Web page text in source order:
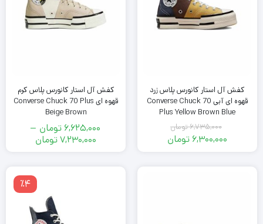
کفش آل استار کانورس پلاس زرد
قهوه ای آبی Converse Chuck 70
Plus Yellow Brown Blue
6,735,000تومان
قیمت6,300,000 تومان
کفش آل استار کانورس پلاس کرم
قهوه ای Converse Chuck 70 Plus
Beige Brown
6,625,000 تومان –
7,230,000تومان
تومان
تا
تومان
٪4